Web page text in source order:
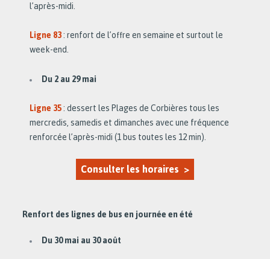
l’après-midi.
Ligne 83: renfort de l’offre en semaine et surtout le
week-end.
Du 2 au 29 mai
Ligne 35: dessert les Plages de Corbières tous les
mercredis, samedis et dimanches avec une fréquence
renforcée l’après-midi (1 bus toutes les 12 min).
Consulter les horaires >
Renfort des lignes de bus en journée en été
Du 30 mai au 30 août